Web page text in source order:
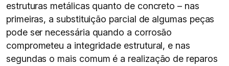
estruturas metálicas quanto de concreto – nas
primeiras, a substituição parcial de algumas peças
pode ser necessária quando a corrosão
comprometeu a integridade estrutural, e nas
segundas o mais comum é a realização de reparos